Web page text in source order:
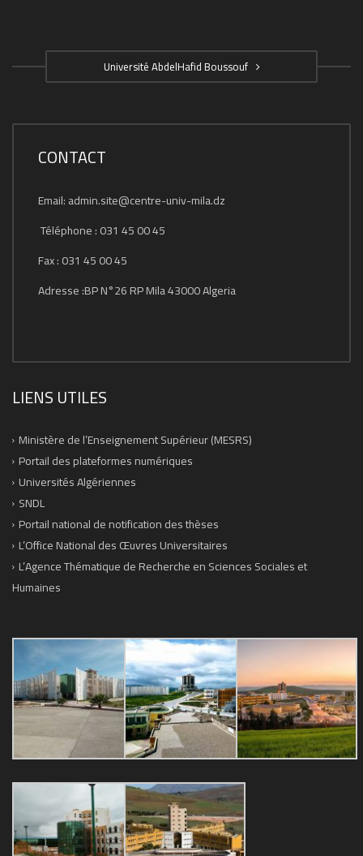
Université AbdelHafid Boussouf
CONTACT
Email: admin.site@centre-univ-mila.dz
Téléphone : 031 45 00 45
Fax : 031 45 00 45
Adresse :BP N°26 RP Mila 43000 Algeria
LIENS UTILES
Ministère de l’Enseignement Supérieur (MESRS)
Portail des plateformes numériques
Universités Algériennes
SNDL
Portail national de notification des thèses
L’Office National des Œuvres Universitaires
L’Agence Thématique de Recherche en Sciences Sociales et
Humaines